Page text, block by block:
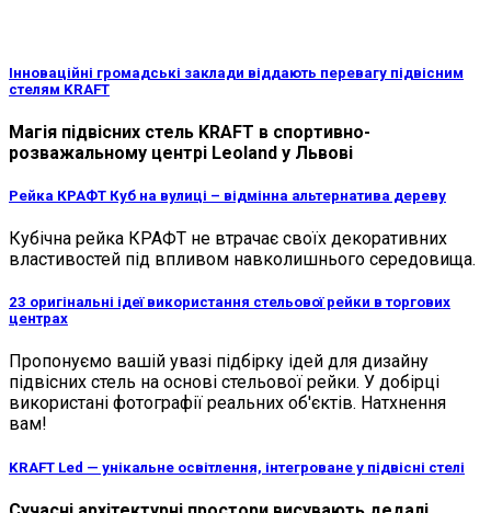
Інноваційні громадські заклади віддають перевагу підвісним
стелям KRAFT
Магія підвісних стель KRAFT в спортивно-
розважальному центрі Leoland у Львові
Рейка КРАФТ Куб на вулиці – відмінна альтернатива дереву
Кубічна рейка КРАФТ не втрачає своїх декоративних
властивостей під впливом навколишнього середовища.
23 оригінальні ідеї використання стельової рейки в торгових
центрах
Пропонуємо вашій увазі підбірку ідей для дизайну
підвісних стель на основі стельової рейки. У добірці
використані фотографії реальних об'єктів. Натхнення
вам!
KRAFT Led — унікальне освітлення, інтегроване у підвісні стелі